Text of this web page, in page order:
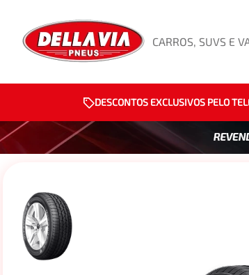
CARROS, SUVS E
DESCONTOS EXCLUSIVOS PELO